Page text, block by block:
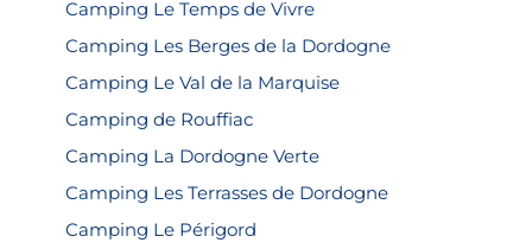
séduire par la beauté des paysages français.
Camping Le Temps de Vivre
Camping Les Berges de la Dordogne
Camping Le Val de la Marquise
Camping de Rouffiac
Camping La Dordogne Verte
Camping Les Terrasses de Dordogne
Camping Le Périgord